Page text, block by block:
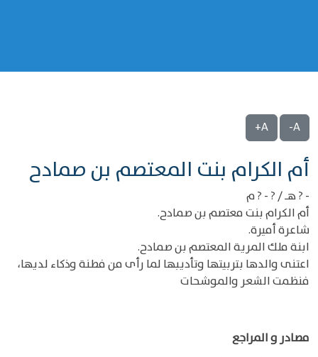
A-
A+
‌‌أم الكرام بنت المعتصم بن صمادح
- ? هـ / ? - ? م
أم الكرام بنت معتصم بن صمادح.
شاعرة أميرة.
ابنة ملك المرية المعتصم بن صمادح.
اعتنى والدها بتربيتها وتأديبها لما رأى من فطنة وذكاء لديها،
فنظمت الشعر والموشحات
مصادر و المراجع